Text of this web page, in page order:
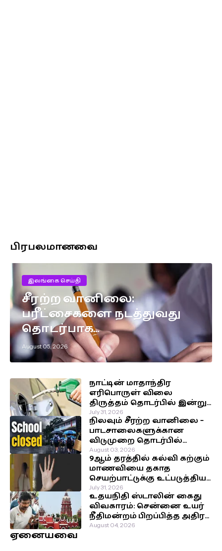
பிரபலமானவை
இலங்கை செய்தி
சீரற்ற வானிலை:
பரீட்சைகளை நடத்துவது
தொடர்பாக
எடுக்கப்பட்டுள்ள முக்கிய
தீர்மானம்!
August 05, 2026
நாட்டின் மாதாந்திர
எரிபொருள் விலை
திருத்தம் தொடர்பில் இன்று
வெளியாகவுள்ள அறிவிப்பு!
July 31, 2026
நிலவும் சீரற்ற வானிலை –
பாடசாலைகளுக்கான
விடுமுறை தொடர்பில்
வௌியான தகவல்!
August 03, 2026
9ஆம் தரத்தில் கல்வி கற்கும்
மாணவியை தகாத
செயற்பாட்டுக்கு உட்படுத்திய
சக மாணவர்கள்!
July 31, 2026
உதயநிதி ஸ்டாலின் கைது
விவகாரம்: சென்னை உயர்
நீதிமன்றம் பிறப்பித்த அதிரடி
உத்தரவு!
August 04, 2026
ஏனையவை